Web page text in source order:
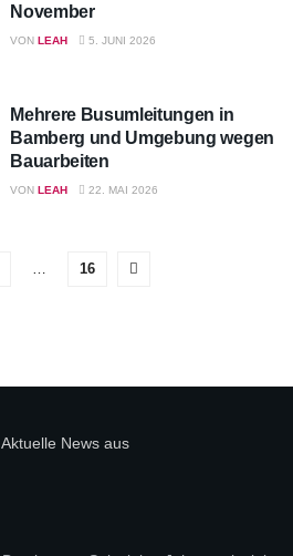
November
VON LEAH 5. JUNI 2026
Mehrere Busumleitungen in
Bamberg und Umgebung wegen
Bauarbeiten
VON LEAH 22. MAI 2026
… 16